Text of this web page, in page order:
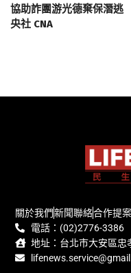
協助詐團游光德棄保潛
央社 CNA
關於我們新聞聯絡合作提案
電話：(02)2776-3386
地址：台北市大安區忠